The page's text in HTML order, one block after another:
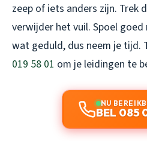
zeep of iets anders zijn. Trek
verwijder het vuil. Spoel
wat geduld, dus neem je tijd.
019 58 01 om je leidingen te
NU
BEL 085